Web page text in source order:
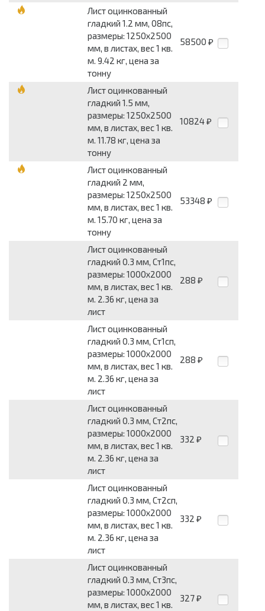
Лист оцинкованный
гладкий 1.2 мм, 08пс,
размеры: 1250x2500
мм, в листах, вес 1 кв.
м. 9.42 кг, цена за
тонну
58500 ₽
Лист оцинкованный
гладкий 1.5 мм,
размеры: 1250x2500
мм, в листах, вес 1 кв.
м. 11.78 кг, цена за
тонну
10824 ₽
Лист оцинкованный
гладкий 2 мм,
размеры: 1250x2500
мм, в листах, вес 1 кв.
м. 15.70 кг, цена за
тонну
53348 ₽
Лист оцинкованный
гладкий 0.3 мм, Ст1пс,
размеры: 1000x2000
мм, в листах, вес 1 кв.
м. 2.36 кг, цена за
лист
288 ₽
Лист оцинкованный
гладкий 0.3 мм, Ст1сп,
размеры: 1000x2000
мм, в листах, вес 1 кв.
м. 2.36 кг, цена за
лист
288 ₽
Лист оцинкованный
гладкий 0.3 мм, Ст2пс,
размеры: 1000x2000
мм, в листах, вес 1 кв.
м. 2.36 кг, цена за
лист
332 ₽
Лист оцинкованный
гладкий 0.3 мм, Ст2сп,
размеры: 1000x2000
мм, в листах, вес 1 кв.
м. 2.36 кг, цена за
лист
332 ₽
Лист оцинкованный
гладкий 0.3 мм, Ст3пс,
размеры: 1000x2000
мм, в листах, вес 1 кв.
327 ₽